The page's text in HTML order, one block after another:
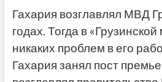
Гахария возглавлял МВД
годах. Тогда в
никаких проблем в его
Гахария занял пост